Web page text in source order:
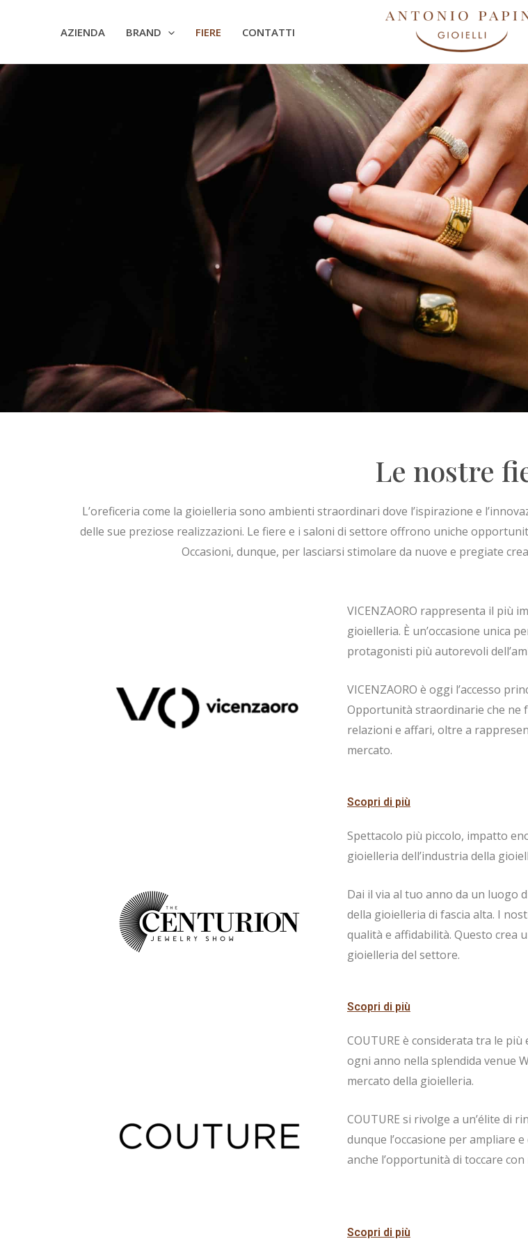
AZIENDA BRAND FIERE CONTATTI
Le nostre
L’oreficeria come la gioielleria sono ambienti straordinari dove l’ispirazione e
delle sue preziose realizzazioni. Le fiere e i saloni di settore offrono uniche
Occasioni, dunque, per lasciarsi stimolare da nuove e pregiate
VICENZAORO rappresenta il più
gioielleria. È un’occasione unica
protagonisti più autorevoli
VICENZAORO è oggi l’accesso
Opportunità straordinarie che ne
relazioni e affari, oltre a
mercato.
Scopri di più
Spettacolo più piccolo, impatto
gioielleria dell’industria della
Dai il via al tuo anno da un luogo
della gioielleria di fascia alta. I
qualità e affidabilità. Questo crea
gioielleria del settore.
Scopri di più
COUTURE è considerata tra le
ogni anno nella splendida venue
mercato della gioielleria.
COUTURE si rivolge a un’élite di
dunque l’occasione per ampliare
anche l’opportunità di toccare
Scopri di più